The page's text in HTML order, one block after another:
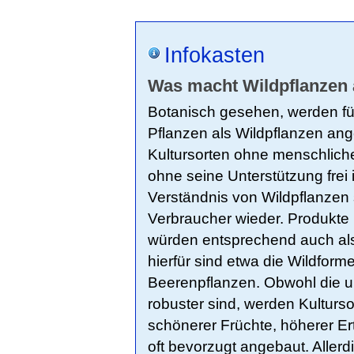
Infokasten
Was macht Wildpflanzen
Botanisch gesehen, werden
Pflanzen als Wildpflanzen
Kultursorten ohne
ohne seine Unterstützung
Verständnis von
Verbraucher wieder.
würden entsprechend auch
hierfür sind etwa die
Beerenpflanzen. Obwohl die
robuster sind, werden
schönerer Früchte, höherer
oft bevorzugt angebaut.